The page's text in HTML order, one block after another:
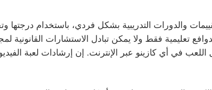
والدورات التدريبية بشكل فردي، باستخدام درجتها
تعليمية فقط ولا يمكن تبادل الاستشارات القانونية
اللعب في أي كازينو عبر الإنترنت. إن إرشادات لعبة